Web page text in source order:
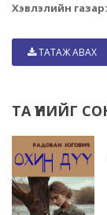
Хэвлэлийн газар:
ТАТАЖ АВАХ
ТА ҮҮНИЙГ